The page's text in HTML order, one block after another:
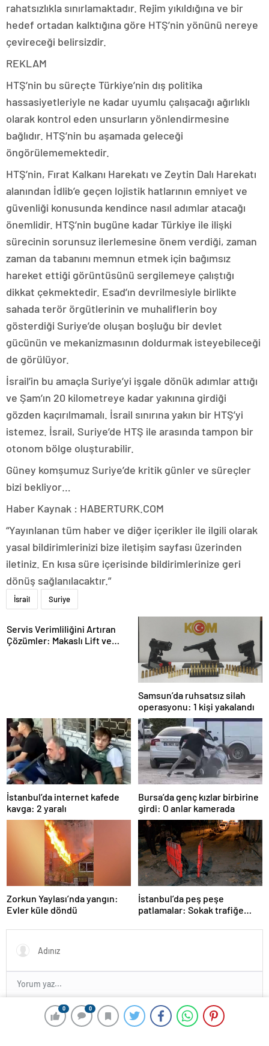
0 0
rahatsızlıkla sınırlamaktadır. Rejim yıkıldığına ve bir
hedef ortadan kalktığına göre HTŞ’nin yönünü nereye
çevireceği belirsizdir.
REKLAM
HTŞ’nin bu süreçte Türkiye’nin dış politika
hassasiyetleriyle ne kadar uyumlu çalışacağı ağırlıklı
olarak kontrol eden unsurların yönlendirmesine
bağlıdır. HTŞ’nin bu aşamada geleceği
öngörülememektedir.
HTŞ’nin, Fırat Kalkanı Harekatı ve Zeytin Dalı Harekatı
alanından İdlib’e geçen lojistik hatlarının emniyet ve
güvenliği konusunda kendince nasıl adımlar atacağı
önemlidir. HTŞ’nin bugüne kadar Türkiye ile ilişki
sürecinin sorunsuz ilerlemesine önem verdiği, zaman
zaman da tabanını memnun etmek için bağımsız
hareket ettiği görüntüsünü sergilemeye çalıştığı
dikkat çekmektedir. Esad’ın devrilmesiyle birlikte
sahada terör örgütlerinin ve muhaliflerin boy
gösterdiği Suriye’de oluşan boşluğu bir devlet
gücünün ve mekanizmasının doldurmak isteyebileceği
de görülüyor.
İsrail’in bu amaçla Suriye’yi işgale dönük adımlar attığı
ve Şam’ın 20 kilometreye kadar yakınına girdiği
gözden kaçırılmamalı. İsrail sınırına yakın bir HTŞ’yi
istemez. İsrail, Suriye’de HTŞ ile arasında tampon bir
otonom bölge oluşturabilir.
Güney komşumuz Suriye’de kritik günler ve süreçler
bizi bekliyor…
Haber Kaynak : HABERTURK.COM
“Yayınlanan tüm haber ve diğer içerikler ile ilgili olarak
yasal bildirimlerinizi bize iletişim sayfası üzerinden
iletiniz. En kısa süre içerisinde bildirimlerinize geri
dönüş sağlanılacaktır.”
İsrail Suriye
Servis Verimliliğini Artıran
Çözümler: Makaslı Lift ve
Samsun’da ruhsatsız silah
operasyonu: 1 kişi yakalandı
İstanbul’da internet kafede
kavga: 2 yaralı
Bursa’da genç kızlar birbirine
girdi: O anlar kamerada
Zorkun Yaylası’nda yangın:
Evler küle döndü
İstanbul’da peş peşe
patlamalar: Sokak trafiğe